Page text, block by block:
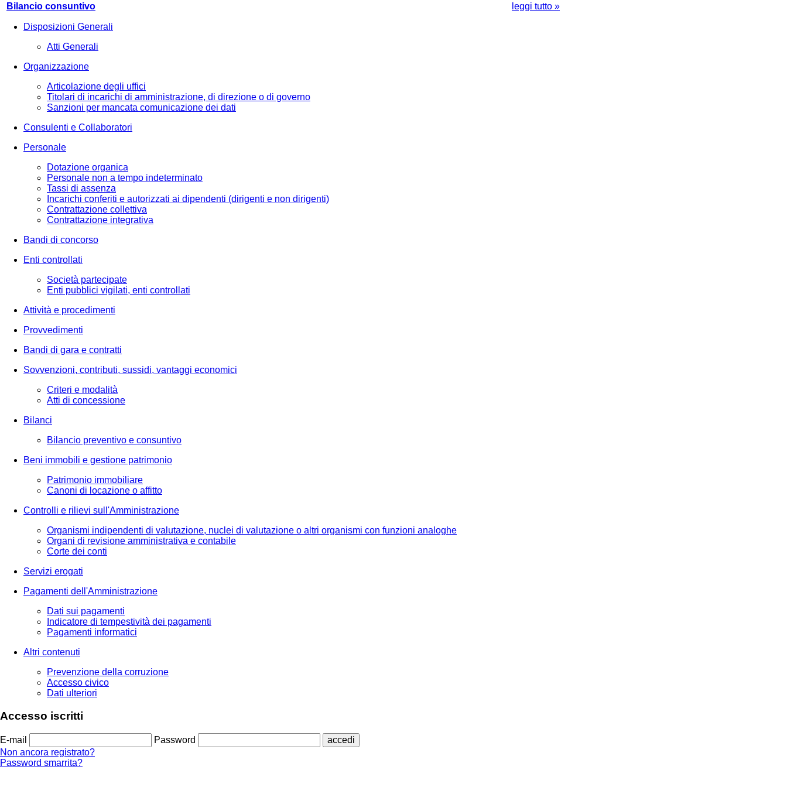
Bilancio consuntivo
leggi tutto »
Disposizioni Generali
Atti Generali
Organizzazione
Articolazione degli uffici
Titolari di incarichi di amministrazione, di direzione o di governo
Sanzioni per mancata comunicazione dei dati
Consulenti e Collaboratori
Personale
Dotazione organica
Personale non a tempo indeterminato
Tassi di assenza
Incarichi conferiti e autorizzati ai dipendenti (dirigenti e non dirigenti)
Contrattazione collettiva
Contrattazione integrativa
Bandi di concorso
Enti controllati
Società partecipate
Enti pubblici vigilati, enti controllati
Attività e procedimenti
Provvedimenti
Bandi di gara e contratti
Sovvenzioni, contributi, sussidi, vantaggi economici
Criteri e modalità
Atti di concessione
Bilanci
Bilancio preventivo e consuntivo
Beni immobili e gestione patrimonio
Patrimonio immobiliare
Canoni di locazione o affitto
Controlli e rilievi sull'Amministrazione
Organismi indipendenti di valutazione, nuclei di valutazione o altri organismi con funzioni analoghe
Organi di revisione amministrativa e contabile
Corte dei conti
Servizi erogati
Pagamenti dell'Amministrazione
Dati sui pagamenti
Indicatore di tempestività dei pagamenti
Pagamenti informatici
Altri contenuti
Prevenzione della corruzione
Accesso civico
Dati ulteriori
Accesso iscritti
E-mail
Password
Non ancora registrato?
Password smarrita?